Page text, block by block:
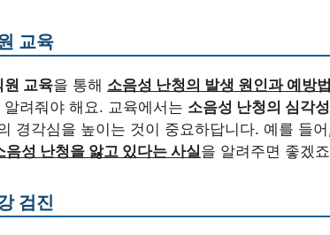
교육
원 교육을 통해 소음성 난청의 발생 원인과 예방
알려줘야 해요. 교육에서는 소음성 난청의 심각
경각심을 높이는 것이 중요하답니다. 예를 들
성 난청을 앓고 있다는 사실을 알려주면 좋겠
검진